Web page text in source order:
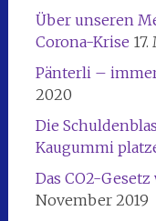
Über unseren
Corona-Krise
Pänterli –
2020
Die
Kaugummi
Das CO2-
November 2019